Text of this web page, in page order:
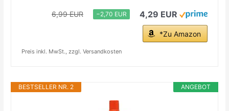
6,99 EUR −2,70 EUR 4,29 EUR
*Zu Amazon
Preis inkl. MwSt., zzgl. Versandkosten
ANGEBOT
BESTSELLER NR. 2